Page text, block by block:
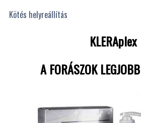
Kötés helyreállítás
KLERAplex
A FORÁSZOK